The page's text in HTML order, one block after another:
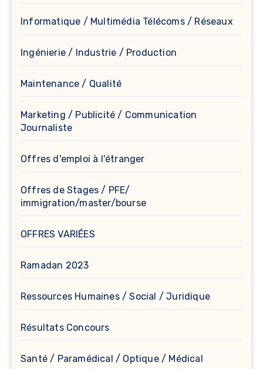
Informatique / Multimédia Télécoms / Réseaux
Ingénierie / Industrie / Production
Maintenance / Qualité
Marketing / Publicité / Communication
Journaliste
Offres d'emploi à l'étranger
Offres de Stages / PFE/
immigration/master/bourse
OFFRES VARIÉES
Ramadan 2023
Ressources Humaines / Social / Juridique
Résultats Concours
Santé / Paramédical / Optique / Médical